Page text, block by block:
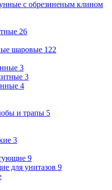
с обрезиненым клином
26
шаровые 122
3
3
4
и трапы 5
3
9
для унитазов 9